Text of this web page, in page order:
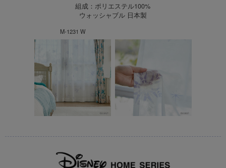
組成：ポリエステル100%
ウォッシャブル 日本製
M-1231 W